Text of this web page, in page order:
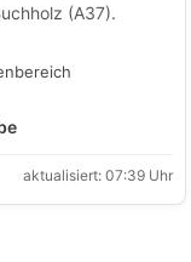
(A37).
aktualisiert: 07:39 Uhr